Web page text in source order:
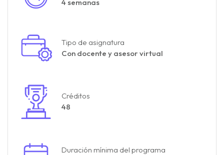
4 semanas
Tipo de asignatura
Con docente y asesor virtual
Créditos
48
Duración mínima del programa